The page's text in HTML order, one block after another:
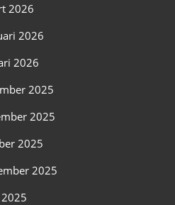
2026
2026
2026
2025
2025
2025
2025